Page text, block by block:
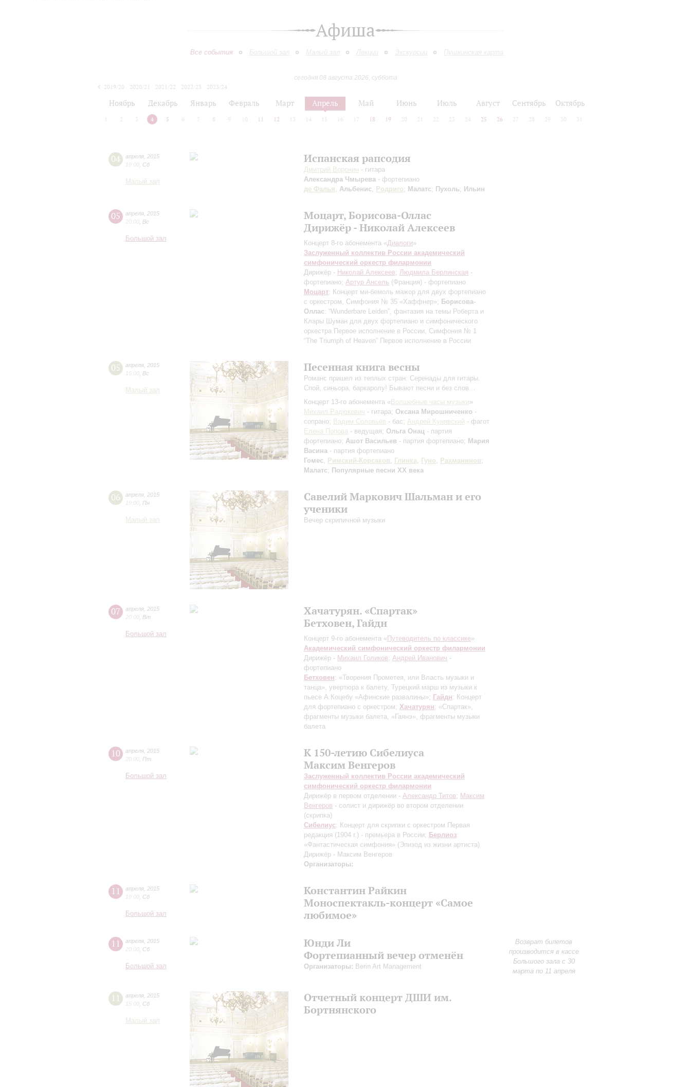
Афиша
Все события Большой зал Малый зал Лекции Экскурсии Пушкинская карта
сегодня 08 августа 2026, суббота
2019/20
2020/21 2021/22 2022/23
2023/24
Ноябрь Декабрь Январь Февраль Март Апрель Май Июнь Июль Август Сентябрь Октябрь
2 3 4 5 6 7 8 9 10 11 12 13 14 15 16 17 18 19 20 21 22 23 24 25 26 27 28 29 30 31
04 апреля 2015
19:00 Сб
Малый зал
Испанская рапсодия
Дмитрий Воронин - гитара
Александра Чмырева - фортепиано
де Фалья , Альбенис, Родриго; Малатс; Пухоль; Ильин
05 апреля 2015
20:00 Вс
Большой зал
Моцарт, Борисова-Оллас
Дирижёр - Николай Алексеев
Концерт 8-го абонемента «Диалоги»
Заслуженный коллектив России академический
симфонический оркестр филармонии
Дирижёр - Николай Алексеев; Людмила Берлинская -
фортепиано; Артур Ансель (Франция) - фортепиано
Моцарт: Концерт ми-бемоль мажор для двух фортепиано
с оркестром, Симфония № 35 «Хаффнер»; Борисова-
Оллас: “Wunderbare Leiden”, фантазия на темы Роберта и
Клары Шуман для двух фортепиано и симфонического
оркестра Первое исполнение в России, Симфония № 1
“The Triumph of Heaven” Первое исполнение в России
05 апреля 2015
15:00 Вс
Малый зал
Песенная книга весны
Романс пришел из теплых стран. Серенады для гитары.
Спой, синьора, баркаролу! Бывают песни и без слов…
Концерт 13-го абонемента « Волшебные часы музыки»
Михаил Радюкевич - гитара; Оксана Мирошниченко -
сопрано; Вадим Соловьёв - бас; Андрей Кунявский - фагот
Елена Попова - ведущая; Ольга Онац - партия
фортепиано; Ашот Васильев - партия фортепиано; Мария
Васина - партия фортепиано
Гомес, Римский-Корсаков, Глинка, Гуно, Рахманинов;
Малатс; Популярные песни XX века
06 апреля 2015
19:00 Пн
Малый зал
Савелий Маркович Шальман и его
ученики
Вечер скрипичной музыки
07 апреля 2015
20:00 Вт
Большой зал
Хачатурян. «Спартак»
Бетховен, Гайдн
Концерт 9-го абонемента « Путеводитель по классике»
Академический симфонический оркестр филармонии
Дирижёр - Михаил Голиков; Андрей Иванович -
фортепиано
Бетховен: «Творения Прометея, или Власть музыки и
танца», увертюра к балету, Турецкий марш из музыки к
пьесе А.Коцебу «Афинские развалины»; Гайдн: Концерт
для фортепиано с оркестром; Хачатурян: «Спартак»,
фрагменты музыки балета, «Гаянэ», фрагменты музыки
балета
10 апреля 2015
20:00 Пт
Большой зал
К 150-летию Сибелиуса
Максим Венгеров
Заслуженный коллектив России академический
симфонический оркестр филармонии
Дирижёр в первом отделении - Александр Титов; Максим
Венгеров - солист и дирижёр во втором отделении
(скрипка)
Сибелиус: Концерт для скрипки с оркестром Первая
редакция (1904 г.) - премьера в России; Берлиоз:
«Фантастическая симфония» (Эпизод из жизни артиста)
Дирижёр - Максим Венгеров
Организаторы:
11 апреля 2015
19:00 Сб
Большой зал
Константин Райкин
Моноспектакль-концерт «Самое
любимое»
11 апреля 2015
20:00 Сб
Большой зал
Юнди Ли
Фортепианный вечер отменён
Организаторы: Berin Art Management
Возврат билетов
производится в кассе
Большого зала с 30
марта по 11 апреля
11 апреля 2015
15:00 Сб
Малый зал
Отчетный концерт ДШИ им.
Бортнянского